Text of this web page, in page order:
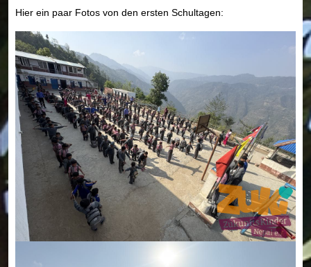
Hier ein paar Fotos von den ersten Schultagen: